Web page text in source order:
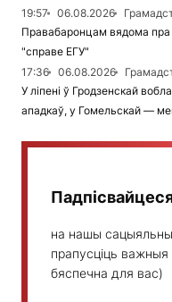
19:57
06.08.2026
Правабаронцам вядома пра
"справе ЕГУ"
17:36
06.08.2026
У ліпені ў Гродзенскай
ападкаў, у Гомельскай —
на нашы
прапусціць важныя
бяспечна для вас)